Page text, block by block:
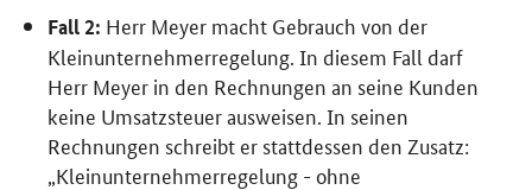
Fall 2: Herr Meyer macht Gebrauch von der
Kleinunternehmerregelung. In diesem Fall darf
Herr Meyer in den Rechnungen an seine Kunden
keine Umsatzsteuer ausweisen. In seinen
Rechnungen schreibt er stattdessen den Zusatz:
„Kleinunternehmerregelung - ohne